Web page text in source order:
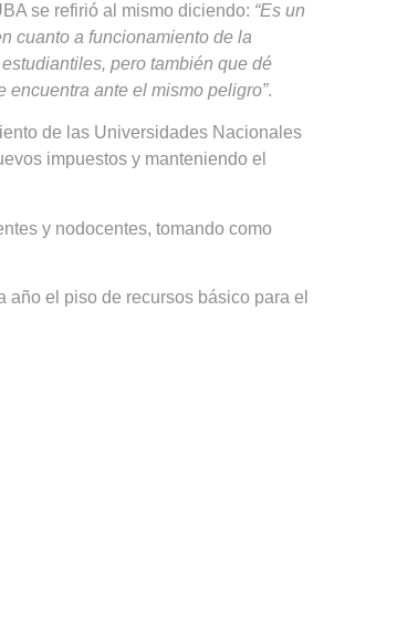
se refirió al mismo diciendo: “Es un
cuanto a funcionamiento de la
pero también que dé
ante el mismo peligro”.
de las Universidades Nacionales
impuestos y manteniendo el
y nodocentes, tomando como
el piso de recursos básico para el